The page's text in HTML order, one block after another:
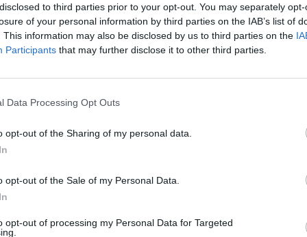
to third parties prior to your opt-out. You may separately
of your personal information by third parties on the IAB’s list of
This information may also be disclosed by us to third parties on the
Participants that may further disclose it to other third parties.
Data Processing Opt Outs
opt-out of the Sharing of my personal data.
opt-out of the Sale of my Personal Data.
opt-out of processing my Personal Data for Targeted
diskusija: Rusija – Europos šeimos narė?
pavojingą įprotį: tą daro daugiau nei pusė